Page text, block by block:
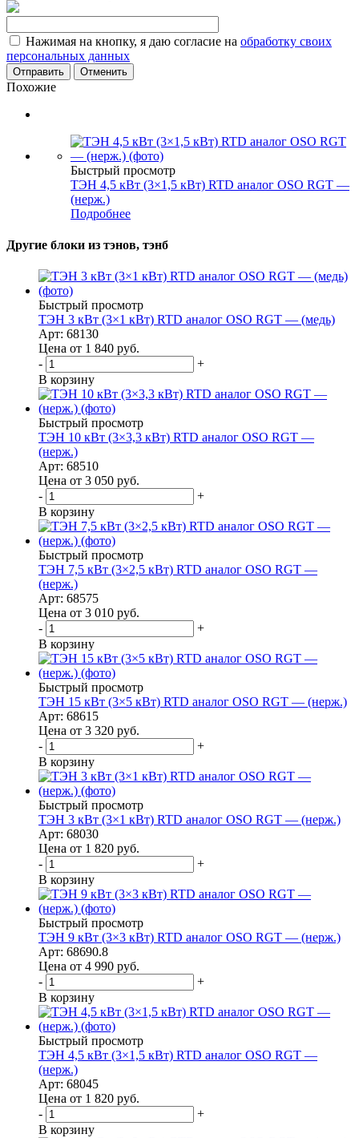
Нажимая на кнопку, я даю согласие на обработку своих
персональных данных
Отменить
Похожие
Быстрый просмотр
ТЭН 4,5 кВт (3×1,5 кВт) RTD аналог OSO RGT —
(нерж.)
Подробнее
Другие блоки из тэнов, тэнб
Быстрый просмотр
ТЭН 3 кВт (3×1 кВт) RTD аналог OSO RGT — (медь)
Арт: 68130
Цена от 1 840 руб.
-
+
В корзину
Быстрый просмотр
ТЭН 10 кВт (3×3,3 кВт) RTD аналог OSO RGT —
(нерж.)
Арт: 68510
Цена от 3 050 руб.
-
+
В корзину
Быстрый просмотр
ТЭН 7,5 кВт (3×2,5 кВт) RTD аналог OSO RGT —
(нерж.)
Арт: 68575
Цена от 3 010 руб.
-
+
В корзину
Быстрый просмотр
ТЭН 15 кВт (3×5 кВт) RTD аналог OSO RGT — (нерж.)
Арт: 68615
Цена от 3 320 руб.
-
+
В корзину
Быстрый просмотр
ТЭН 3 кВт (3×1 кВт) RTD аналог OSO RGT — (нерж.)
Арт: 68030
Цена от 1 820 руб.
-
+
В корзину
Быстрый просмотр
ТЭН 9 кВт (3×3 кВт) RTD аналог OSO RGT — (нерж.)
Арт: 68690.8
Цена от 4 990 руб.
-
+
В корзину
Быстрый просмотр
ТЭН 4,5 кВт (3×1,5 кВт) RTD аналог OSO RGT —
(нерж.)
Арт: 68045
Цена от 1 820 руб.
-
+
В корзину